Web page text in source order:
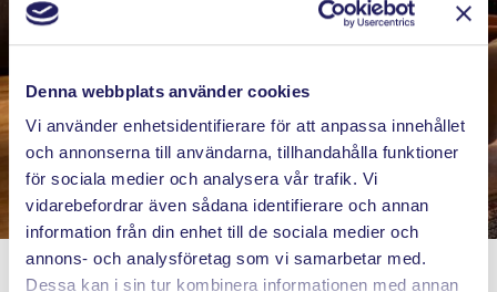
Denna webbplats använder cookies
Vi använder enhetsidentifierare för att anpassa innehållet
och annonserna till användarna, tillhandahålla funktioner
för sociala medier och analysera vår trafik. Vi
vidarebefordrar även sådana identifierare och annan
information från din enhet till de sociala medier och
annons- och analysföretag som vi samarbetar med.
Dessa kan i sin tur kombinera informationen med annan
Götgatan 14 nominerad till
Sveriges snyggaste kontor
Vi trivs bra här och är väldigt glada för
nomineringen.